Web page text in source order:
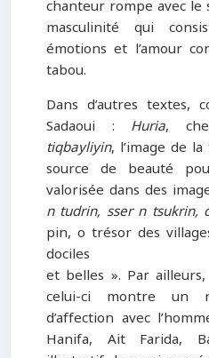
chanteur rompe avec
masculinité qui
émotions et l’amour
tabou.
Dans d’autres textes,
Sadaoui : Huria,
tiqbayliyin, l’image de
source de beauté
valorisée dans des
n tudrin, sser n tsukrin,
pin, o trésor des
dociles
et belles ». Par
celui-ci montre un
d’affection avec
Hanifa, Ait Farida,